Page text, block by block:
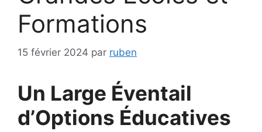
Formations
15 février 2024 par ruben
Un Large Éventail
d’Options Éducatives